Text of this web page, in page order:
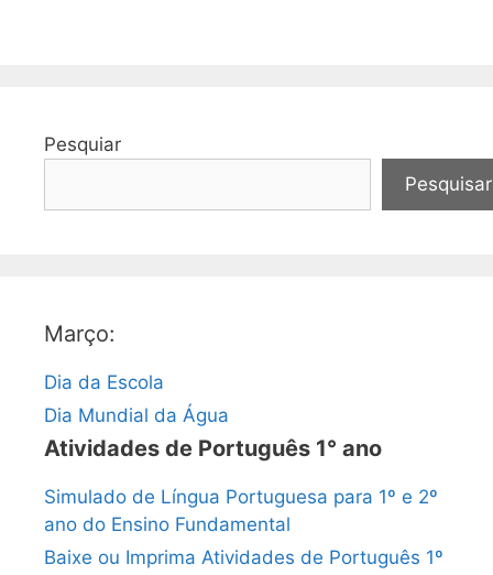
Pesquiar
Pesquisar
Março:
Dia da Escola
Dia Mundial da Água
Atividades de Português 1° ano
Simulado de Língua Portuguesa para 1º e 2º
ano do Ensino Fundamental
Baixe ou Imprima Atividades de Português 1º